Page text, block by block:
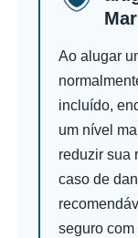
Ao alugar
incluído,
um nível
reduzir sua
caso de
seguro